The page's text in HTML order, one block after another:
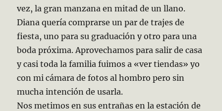
vez, la gran manzana en mitad de un llano.
Diana quería comprarse un par de trajes de
fiesta, uno para su graduación y otro para una
boda próxima. Aprovechamos para salir de casa
y casi toda la familia fuimos a «ver tiendas» yo
con mi cámara de fotos al hombro pero sin
mucha intención de usarla.
Nos metimos en sus entrañas en la estación de